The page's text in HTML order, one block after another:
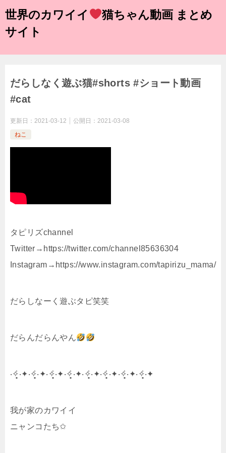
世界のカワイイ
猫ちゃん動画 まとめ
サイト
だらしなく遊ぶ猫#shorts #ショート動画
#cat
更新日： 2021-03-12 公開日： 2021-03-08
ねこ
タピリズchannel
Twitter→https://twitter.com/channel85636304
Instagram→https://www.instagram.com/tapirizu_mama/
だらしなーく遊ぶタピ笑笑
だらんだらんやん
‧✧̣̥̇‧✦‧✧̣̥̇‧✦‧✧̣̥̇‧✦‧✧̣̥̇‧✦‧✧̣̥̇‧✦‧✧̣̥̇‧✦‧✧̣̥̇‧✦‧✧̣̥̇‧✦
我が家のカワイイ
ニャンコたち✩